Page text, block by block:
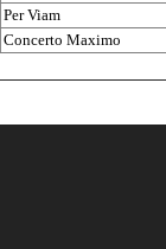
Per Viam
Concerto Maximo